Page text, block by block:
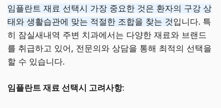
임플란트 재료 선택시 가장 중요한 것은 환자의 구강 상
태와 생활습관에 맞는 적절한 조합을 찾는 것입니다. 특
히 잠실새내역 주변 치과에서는 다양한 재료와 브랜드
를 취급하고 있어, 전문의와 상담을 통해 최적의 선택을
할 수 있습니다.
임플란트 재료 선택시 고려사항: